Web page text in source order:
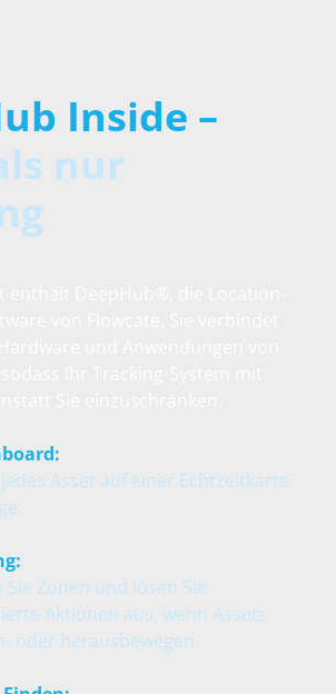
Inside –
nur
jedes Asset auf einer Echtzeitkarte
Sie Zonen und lösen Sie
Aktionen aus, wenn Assets
oder herausbewegen.